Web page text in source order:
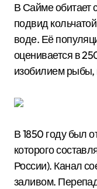
В Сайме обитает
подвид
воде. Её
оценивается в
изобилием рыбы,
В 1850 году был
которого
России). Канал
заливом.